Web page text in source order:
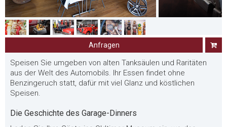
Anfragen
Speisen Sie umgeben von alten Tanksäulen und Raritäten
aus der Welt des Automobils. Ihr Essen findet ohne
Benzingeruch statt, dafür mit viel Glanz und köstlichen
Speisen.
Die Geschichte des Garage-Dinners